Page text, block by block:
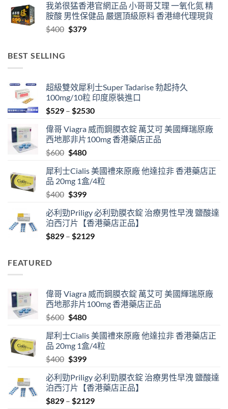
$759
through
我弟很猛香港官網正品 小哥哥艾理 一氧化氮 精
胺酸 男性保健品 嚴選頂級原料 香港總代理現貨
$400 Original
$379Current
BEST SELLING
超級雙效犀利士Super Tadarise 勃起持久
100mg/10粒 印度原裝進口
$529 – $2530Price
$529
through
偉哥 Viagra 威而鋼膜衣錠 萬艾可 美國輝瑞原廠
西地那非片100mg 香港藥店正品
$600 Original
was:
$600.
$480Current
is:
$480.
犀利士Cialis 美國禮來原廠 他達拉非 香港藥店正
品 20mg 1盒/4粒
$400 Original
was:
$400.
$399Current
is:
$399.
必利勁Priligy 必利勁膜衣錠 治療男性早洩 鹽酸達
泊西汀片【香港藥店正品】
$829 – $2129Price
FEATURED
偉哥 Viagra 威而鋼膜衣錠 萬艾可 美國輝瑞原廠
西地那非片100mg 香港藥店正品
$600 Original
was:
$600.
$480Current
is:
$480.
犀利士Cialis 美國禮來原廠 他達拉非 香港藥店正
品 20mg 1盒/4粒
$400 Original
was:
$400.
$399Current
is:
$399.
必利勁Priligy 必利勁膜衣錠 治療男性早洩 鹽酸達
泊西汀片【香港藥店正品】
$829 – $2129Price